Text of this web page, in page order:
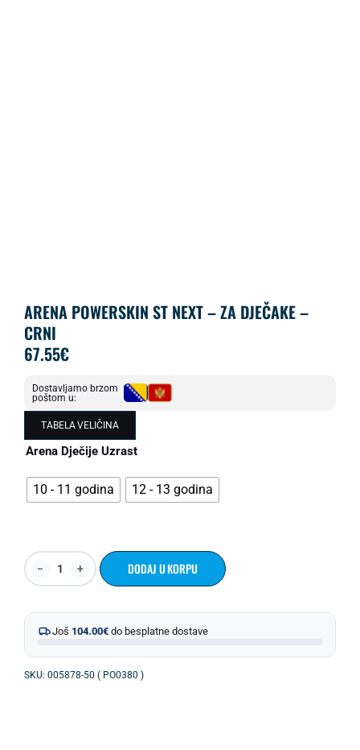
ARENA POWERSKIN ST NEXT – ZA DJEČAKE –
CRNI
67.55€
Dostavljamo brzom
poštom u:
TABELA VELIČINA
Arena Dječije Uzrast
10 - 11 godina 12 - 13 godina
DODAJ U KORPU
Još 104.00€ do besplatne dostave
SKU: 005878-50 ( PO0380 )